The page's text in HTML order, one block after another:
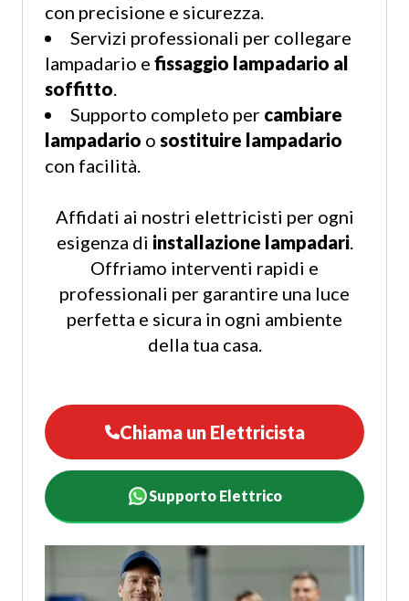
con precisione e sicurezza.
Servizi professionali per collegare
lampadario e fissaggio lampadario al
soffitto.
Supporto completo per cambiare
lampadario o sostituire lampadario
con facilità.
Affidati ai nostri elettricisti per ogni
esigenza di installazione lampadari.
Offriamo interventi rapidi e
professionali per garantire una luce
perfetta e sicura in ogni ambiente
della tua casa.
Chiama un Elettricista
Supporto Elettrico